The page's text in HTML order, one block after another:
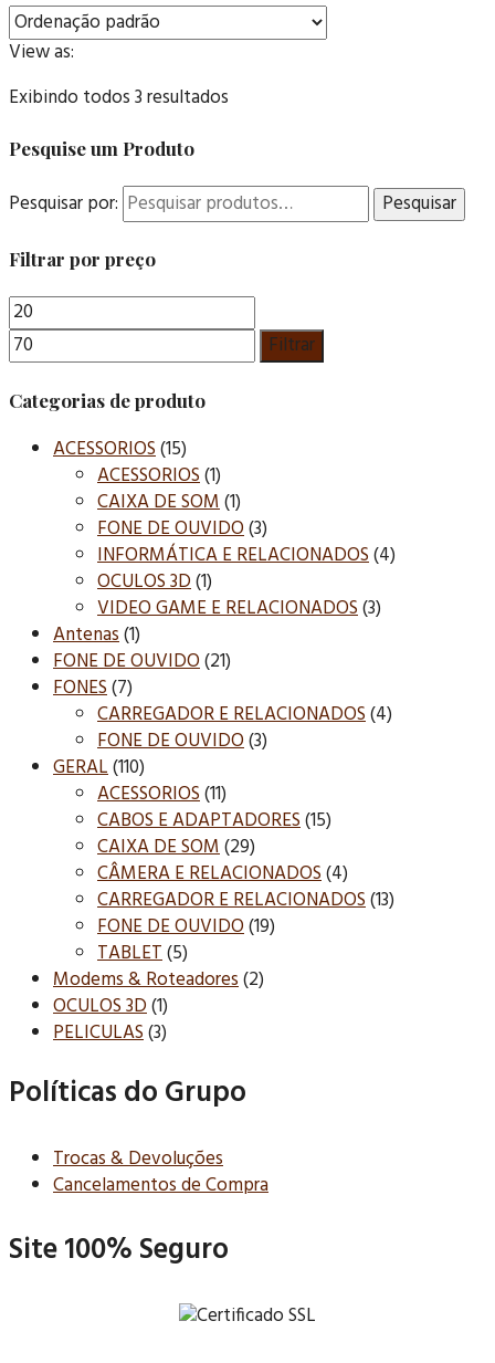
View as:
Exibindo todos 3 resultados
Pesquise um Produto
Pesquisar por: Pesquisar
Filtrar por preço
Filtrar
Categorias de produto
ACESSORIOS(15)
ACESSORIOS(1)
CAIXA DE SOM(1)
FONE DE OUVIDO(3)
INFORMÁTICA E RELACIONADOS(4)
OCULOS 3D(1)
VIDEO GAME E RELACIONADOS(3)
Antenas(1)
FONE DE OUVIDO(21)
FONES(7)
CARREGADOR E RELACIONADOS(4)
FONE DE OUVIDO(3)
GERAL(110)
ACESSORIOS(11)
CABOS E ADAPTADORES(15)
CAIXA DE SOM(29)
CÂMERA E RELACIONADOS(4)
CARREGADOR E RELACIONADOS(13)
FONE DE OUVIDO(19)
TABLET(5)
Modems & Roteadores(2)
OCULOS 3D(1)
PELICULAS(3)
Políticas do Grupo
Trocas & Devoluções
Cancelamentos de Compra
Site 100% Seguro